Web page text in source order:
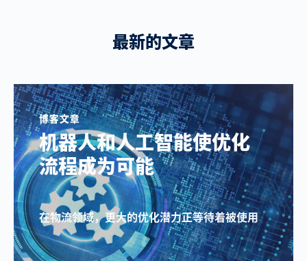
最新的文章
博客文章
机器人和人工智能使优化
流程成为可能
在物流领域，更大的优化潜力正等待着被使用